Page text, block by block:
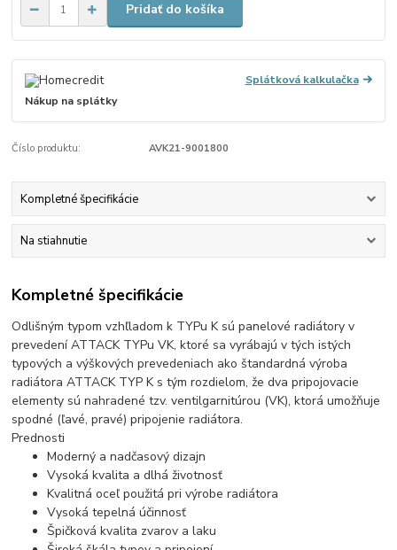
Pridať do košíka
Splátková kalkulačka
Nákup na splátky
Číslo produktu: AVK21-9001800
Kompletné špecifikácie
Na stiahnutie
Kompletné špecifikácie
Odlišným typom vzhľladom k TYPu K sú panelové radiátory v
prevedení ATTACK TYPu VK, ktoré sa vyrábajú v tých istých
typových a výškových prevedeniach ako štandardná výroba
radiátora ATTACK TYP K s tým rozdielom, že dva pripojovacie
elementy sú nahradené tzv. ventilgarnitúrou (VK), ktorá umožňuje
spodné (ľavé, pravé) pripojenie radiátora.
Prednosti
Moderný a nadčasový dizajn
Vysoká kvalita a dlhá životnosť
Kvalitná oceľ použitá pri výrobe radiátora
Vysoká tepelná účinnosť
Špičková kvalita zvarov a laku